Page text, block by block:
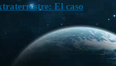
El caso